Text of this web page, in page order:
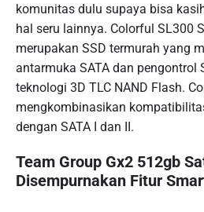
komunitas dulu supaya bisa
hal seru lainnya. Colorful SL300
merupakan SSD termurah yang
antarmuka SATA dan pengontrol
teknologi 3D TLC NAND Flash.
mengkombinasikan
dengan SATA I dan II.
Team Group Gx2 512gb
Disempurnakan Fitur